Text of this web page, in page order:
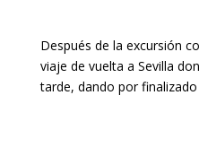
Después de la excursión
viaje de vuelta a Sevilla
tarde, dando por